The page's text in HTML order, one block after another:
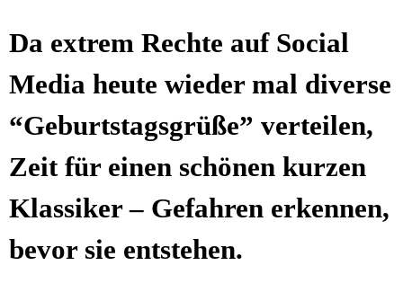
Da extrem Rech­te auf Social
Media heu­te wie­der mal diver­se
“Geburts­tags­grü­ße” ver­tei­len,
Zeit für einen schö­nen kur­zen
Klas­si­ker – Gefah­ren erken­nen,
bevor sie entstehen.